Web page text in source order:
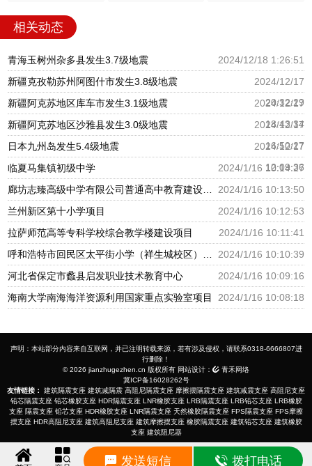
相关动态
青海玉树州杂多县发生3.7级地震
2024/12/18 1:26:51
新疆克孜勒苏州阿图什市发生3.8级地震
2024/12/17
20:32:29
新疆阿克苏地区库车市发生3.1级地震
2024/12/17
18:43:34
新疆阿克苏地区沙雅县发生3.0级地震
2024/12/17
16:50:27
日本九州岛发生5.4级地震
2024/12/17
12:09:36
临夏马集镇初级中学
2024/1/16 10:14:27
2024/1/16 10:13:50
兰州新区第十小学项目
2024/1/16 10:12:53
拉萨师范高等专科学校综合教学楼建设项目
2024/1/16 10:11:41
2024/1/16 10:10:39
河北省保定市蠡县启发职业技术教育中心
2024/1/16 10:09:16
海南大学南海海洋资源利用国家重点实验室项目
2024/1/16 10:08:18
发送短信 拨打电话
声明：本站部分内容来自互联网，并已注明转载来源，若有涉及侵权，请联系0318-6666807进
行删除！
© 2026 jianzhugezhen.cn 版权所有 网站设计：
青禾网络
冀ICP备16028262号
友情链接：
建筑隔震支座 建筑减隔震 高阻尼隔震支座 摩擦摆隔震支座 建筑减震支座 高阻尼支座
铅芯隔震支座 铅芯橡胶支座 HDR隔震支座 LNR橡胶支座 LRB隔震支座 LRB铅芯支座 LRB橡胶
支座 隔震支座 铅芯支座 HDR橡胶支座 LNR隔震支座 天然橡胶隔震支座 FPS隔震支座 FPS摩擦
摆支座 HDR高阻尼支座 建筑高阻尼支座 建筑摩擦摆支座 橡胶隔震支座 建筑铅芯支座 建筑橡胶
支座 建筑阻尼器